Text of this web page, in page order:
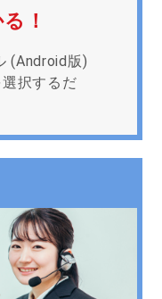
！
(Android版)
択するだ